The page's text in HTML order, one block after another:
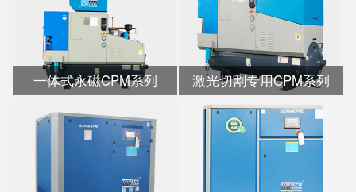
一体式永磁CPM系列 激光切割专用CPM系列